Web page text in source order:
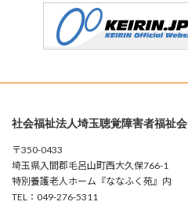
社会福祉法人埼玉聴覚障害者福祉会
〒350-0433
埼玉県入間郡毛呂山町西大久保766-1
特別養護老人ホーム『ななふく苑』内
TEL：049-276-5311